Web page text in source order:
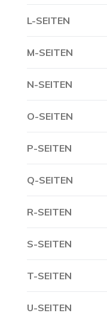
L-SEITEN
M-SEITEN
N-SEITEN
O-SEITEN
P-SEITEN
Q-SEITEN
R-SEITEN
S-SEITEN
T-SEITEN
U-SEITEN